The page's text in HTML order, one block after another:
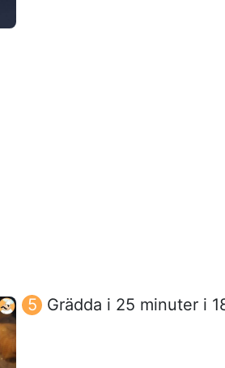
Grädda i 25 minuter i